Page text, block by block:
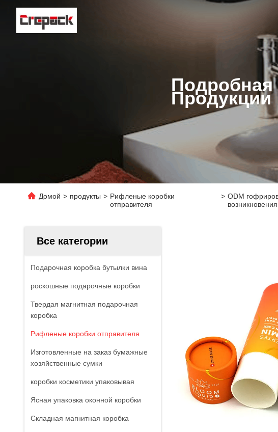
Продукции
Домой > продукты > Рифленые коробки
отправителя
> ODM
возникновения
Все категории
Подарочная коробка бутылки вина
роскошные подарочные коробки
Твердая магнитная подарочная
коробка
Рифленые коробки отправителя
Изготовленные на заказ бумажные
хозяйственные сумки
коробки косметики упаковывая
Ясная упаковка оконной коробки
Складная магнитная коробка